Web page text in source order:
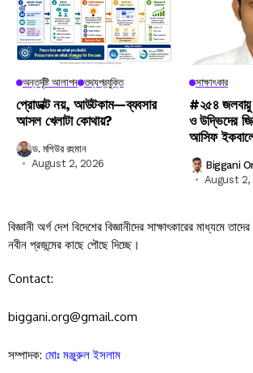
অন্তর্দৃষ্টি আলাপন তথ্যপ্রযুক্তি
প্রোডাক্ট নয়, আউটকাম—ব্যবসার
আসল খেলাটা কোথায়?
ড. মশিউর রহমান
August 2, 2026
সাক্ষাৎকার
#২৫৪ জলবায়ু
ও উদ্ভিদের
আসিফ
Biggani
August 2,
বিজ্ঞানী অর্গ দেশ বিদেশের বিজ্ঞানীদের সাক্ষাৎকারের মাধ্যমে
নবীন প্রজন্মের কাছে পৌছে দিচ্ছে।
Contact:
biggani.org@gmail.com
সম্পাদক: মোঃ মঞ্জুরুল ইসলাম